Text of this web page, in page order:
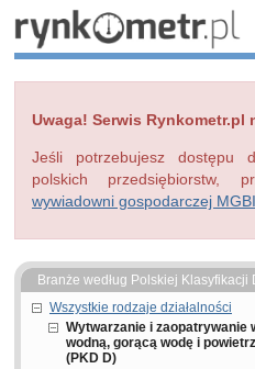
Uwaga! Serwis Rynkometr.pl
Jeśli potrzebujesz dostępu
polskich przedsiębiorstw,
wywiadowni gospodarczej MGBI
Branże według Polskiej Klasyfikacji
Wszystkie rodzaje działalności
Wytwarzanie i zaopatrywanie
wodną, gorącą wodę i
(PKD D)